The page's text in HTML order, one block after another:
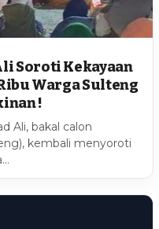
Soroti Kekayaan
Warga Sulteng
!
Ali, bakal calon
kembali menyoroti